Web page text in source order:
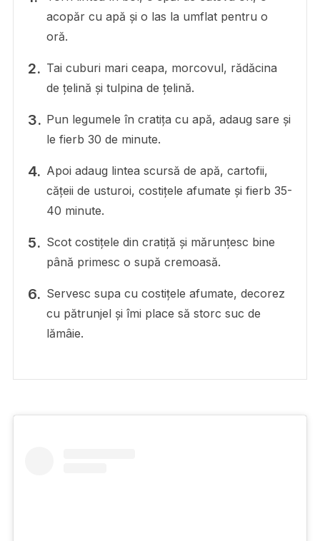
acopăr cu apă și o las la umflat pentru o
oră.
Tai cuburi mari ceapa, morcovul, rădăcina
de țelină și tulpina de țelină.
Pun legumele în cratița cu apă, adaug sare și
le fierb 30 de minute.
Apoi adaug lintea scursă de apă, cartofii,
cățeii de usturoi, costițele afumate și fierb 35-
40 minute.
Scot costițele din cratiță și mărunțesc bine
până primesc o supă cremoasă.
Servesc supa cu costițele afumate, decorez
cu pătrunjel și îmi place să storc suc de
lămâie.